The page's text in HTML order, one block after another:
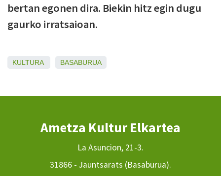
bertan egonen dira. Biekin hitz egin dugu
gaurko irratsaioan.
KULTURA BASABURUA
Ametza Kultur Elkartea
La Asuncion, 21-3.
31866 - Jauntsarats (Basaburua).